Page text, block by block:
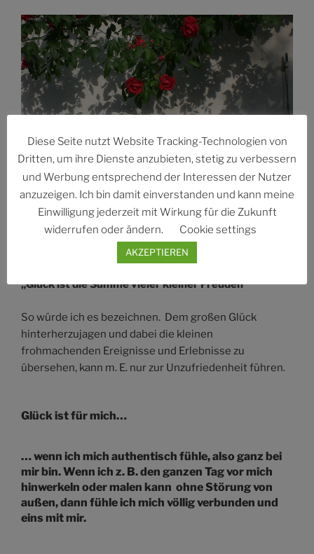
…und Einschränkungen
Gedanken zum Glück:
„Glück ist die Summe vieler kleiner Freuden“
So würde ich es bezeichnen. Dem großen Glück
hinterherzujagen und dabei die kleinen
frohmachenden Ereignisse und Erlebnisse zu
übersehen, kann m. E. nur zur Unzufriedenheit führen.
Glück ist für mich…
… wenn ich mich authentisch fühle, also ganz bei
mir bin. Wenn ich z. B. den ganzen Tag vor mich
hinwerkeln oder malen kann ohne Störung von
außen, dann fühle ich mich völlig verbunden und
eins mit mir.
Diese Seite nutzt Website Tracking-Technologien von
Dritten, um ihre Dienste anzubieten, stetig zu verbessern
und Werbung entsprechend der Interessen der Nutzer
anzuzeigen. Ich bin damit einverstanden und kann meine
Einwilligung jederzeit mit Wirkung für die Zukunft
widerrufen oder ändern.
Cookie settings
AKZEPTIEREN